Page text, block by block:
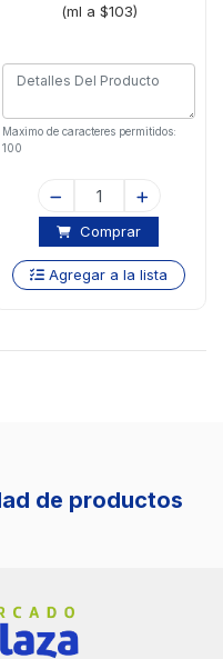
(ml a $103)
Maximo de caracteres permitidos:
100
Comprar
Agregar a la lista
de productos